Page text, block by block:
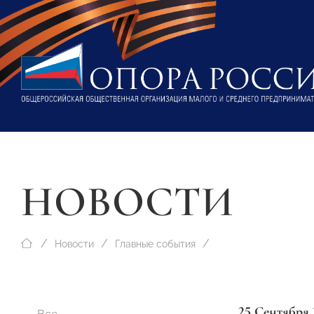
НОВОСТИ
Новости Главные события